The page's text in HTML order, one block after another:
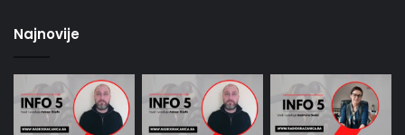
Najnovije